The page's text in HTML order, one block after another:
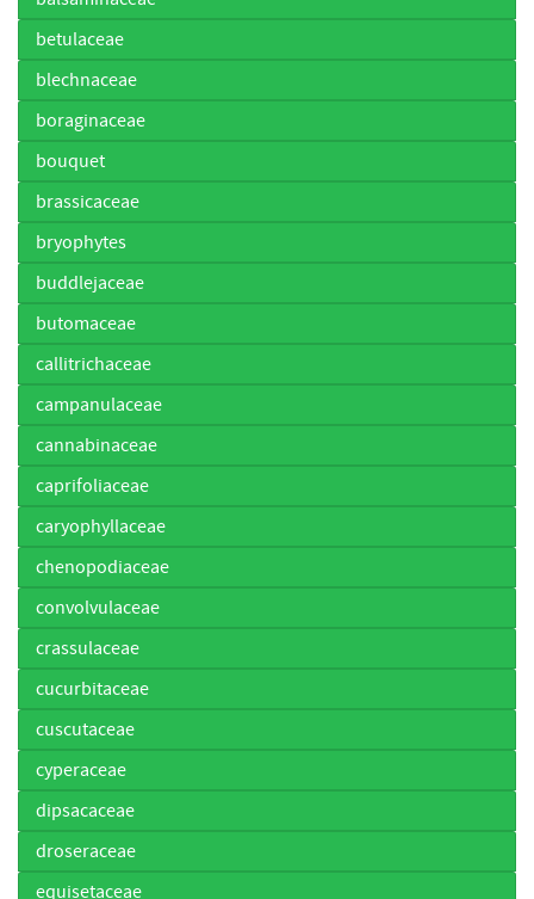
betulaceae
blechnaceae
boraginaceae
bouquet
brassicaceae
bryophytes
buddlejaceae
butomaceae
callitrichaceae
campanulaceae
cannabinaceae
caprifoliaceae
caryophyllaceae
chenopodiaceae
convolvulaceae
crassulaceae
cucurbitaceae
cuscutaceae
cyperaceae
dipsacaceae
droseraceae
equisetaceae